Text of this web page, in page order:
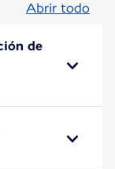
Abrir todo
de